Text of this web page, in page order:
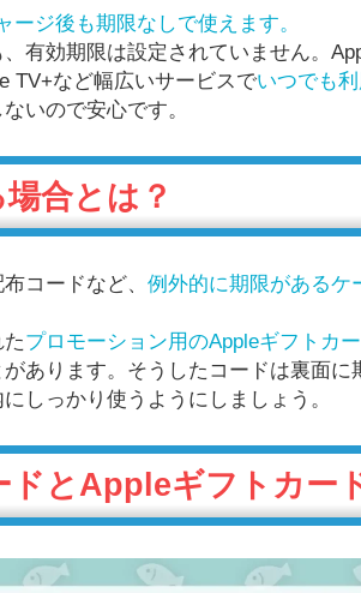
ージ後も期限なしで使えます。
有効期限は設定されていません。
TV+など幅広いサービスでいつでも利
いので安心です。
合とは？
コードなど、例外的に期限があるケ
プロモーション用のAppleギフトカ
あります。そうしたコードは裏面に
しっかり使うようにしましょう。
ドとAppleギフトカー